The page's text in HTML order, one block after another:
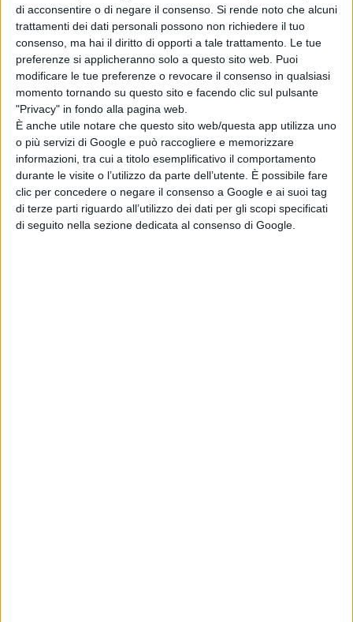
di acconsentire o di negare il consenso. Si rende noto che alcuni
trattamenti dei dati personali possono non richiedere il tuo
consenso, ma hai il diritto di opporti a tale trattamento. Le tue
preferenze si applicheranno solo a questo sito web. Puoi
modificare le tue preferenze o revocare il consenso in qualsiasi
momento tornando su questo sito e facendo clic sul pulsante
"Privacy" in fondo alla pagina web.
È anche utile notare che questo sito web/questa app utilizza uno
o più servizi di Google e può raccogliere e memorizzare
informazioni, tra cui a titolo esemplificativo il comportamento
durante le visite o l’utilizzo da parte dell’utente. È possibile fare
clic per concedere o negare il consenso a Google e ai suoi tag
di terze parti riguardo all’utilizzo dei dati per gli scopi specificati
di seguito nella sezione dedicata al consenso di Google.
garantire - per le sopra menzionate giornate
- tutti i servizi ordinariamente previsti."
Condividi su:
ARGOMENTI: Attiva sciopero